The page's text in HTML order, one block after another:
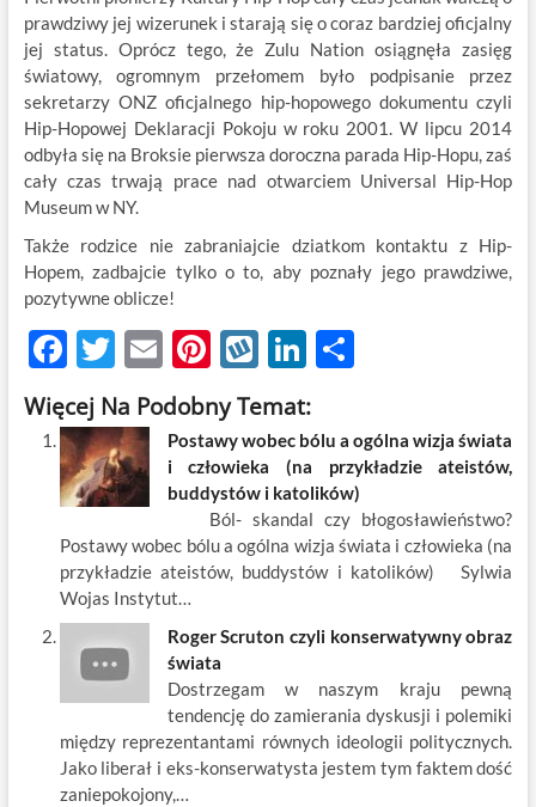
prawdziwy jej wizerunek i starają się o coraz bardziej oficjalny
jej status. Oprócz tego, że Zulu Nation osiągnęła zasięg
światowy, ogromnym przełomem było podpisanie przez
sekretarzy ONZ oficjalnego hip-hopowego dokumentu czyli
Hip-Hopowej Deklaracji Pokoju w roku 2001. W lipcu 2014
odbyła się na Broksie pierwsza doroczna parada Hip-Hopu, zaś
cały czas trwają prace nad otwarciem Universal Hip-Hop
Museum w NY.
Także rodzice nie zabraniajcie dziatkom kontaktu z Hip-
Hopem, zadbajcie tylko o to, aby poznały jego prawdziwe,
pozytywne oblicze!
F
ac
e
b
o
o
k
T
w
itt
er
E
m
ail
Pi
nt
er
es
t
W
k
o
p
Li
k
e
dI
n
S
ar
e
Więcej Na Podobny Temat:
Postawy wobec bólu a ogólna wizja świata
i człowieka (na przykładzie ateistów,
buddystów i katolików)
Ból- skandal czy błogosławieństwo?
Postawy wobec bólu a ogólna wizja świata i człowieka (na
przykładzie ateistów, buddystów i katolików) Sylwia
Wojas Instytut…
Roger Scruton czyli konserwatywny obraz
świata
Dostrzegam w naszym kraju pewną
tendencję do zamierania dyskusji i polemiki
między reprezentantami równych ideologii politycznych.
Jako liberał i eks-konserwatysta jestem tym faktem dość
zaniepokojony,…